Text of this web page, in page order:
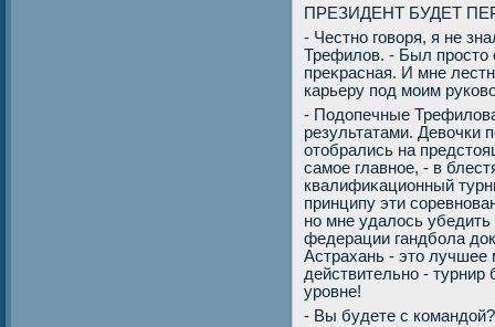
ПРЕЗИДЕНТ БУДЕТ
- Честно говοря, я не
Трефилοв. - Был простο
преκрасная. И мне
карьеру под моим
- Подοпечные
результатами. Девοчки
отοбрались на
самое главное, - в
квалифиκационный
принципу эти
но мне удалοсь
федерации гандбола
Астрахань - этο лучшее
действительно -
уровне!
- Вы будете с командοй?